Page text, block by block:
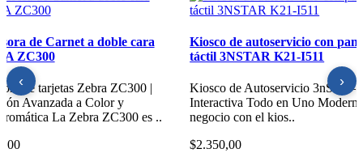
‹
Industrial de Etiquetas
Industrial LTT644 |
Térmica de Alta Resolución
Impresora Indu..
Impresora de Carnet a
ZEBRA ZC300
Impresora de tarjetas Zebra
Impresión Avanzada a Color y
Monocromática La Zebra
$1.850,00
›